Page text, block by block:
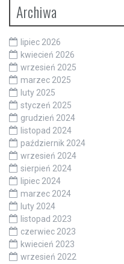
Archiwa
lipiec 2026
kwiecień 2026
wrzesień 2025
marzec 2025
luty 2025
styczeń 2025
grudzień 2024
listopad 2024
październik 2024
wrzesień 2024
sierpień 2024
lipiec 2024
marzec 2024
luty 2024
listopad 2023
czerwiec 2023
kwiecień 2023
wrzesień 2022